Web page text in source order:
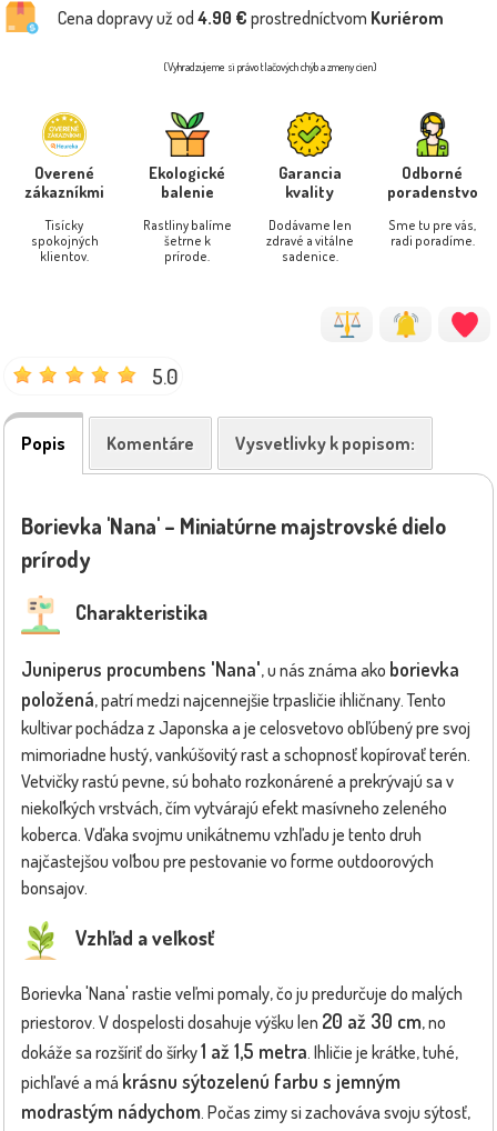
Cena dopravy už od 4.90 € prostredníctvom Kuriérom
(Vyhradzujeme si právo tlačových chýb a zmeny cien)
Overené
zákazníkmi
Tisícky
spokojných
klientov.
Ekologické
balenie
Rastliny balíme
šetrne k
prírode.
Garancia
kvality
Dodávame len
zdravé a vitálne
sadenice.
Odborné
poradenstvo
Sme tu pre vás,
radi poradíme.
5.0
Popis Komentáre Vysvetlivky k popisom:
Borievka 'Nana' – Miniatúrne majstrovské dielo
prírody
Charakteristika
Juniperus procumbens 'Nana', u nás známa ako borievka
položená, patrí medzi najcennejšie trpasličie ihličnany. Tento
kultivar pochádza z Japonska a je celosvetovo obľúbený pre svoj
mimoriadne hustý, vankúšovitý rast a schopnosť kopírovať terén.
Vetvičky rastú pevne, sú bohato rozkonárené a prekrývajú sa v
niekoľkých vrstvách, čím vytvárajú efekt masívneho zeleného
koberca. Vďaka svojmu unikátnemu vzhľadu je tento druh
najčastejšou voľbou pre pestovanie vo forme outdoorových
bonsajov.
Vzhľad a veľkosť
Borievka 'Nana' rastie veľmi pomaly, čo ju predurčuje do malých
priestorov. V dospelosti dosahuje výšku len 20 až 30 cm, no
dokáže sa rozšíriť do šírky1 až 1,5 metra. Ihličie je krátke, tuhé,
pichľavé a má krásnu sýtozelenú farbu s jemným
modrastým nádychom. Počas zimy si zachováva svoju sýtosť,